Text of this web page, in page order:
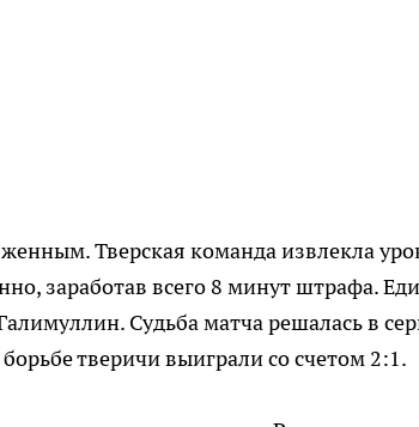
Тверская команда извлекла
заработав всего 8 минут штрафа.
Судьба матча решалась в
тверичи выиграли со счетом 2:1.